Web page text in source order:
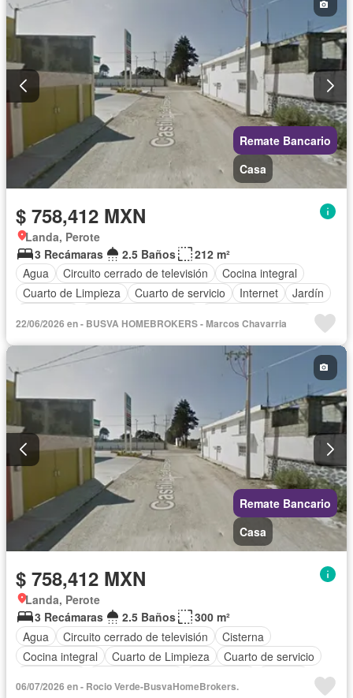
Remate Bancario
Casa
$ 758,412 MXN
Landa, Perote
3 Recámaras
2.5 Baños
212 m²
Agua
Circuito cerrado de televisión
Cocina integral
Cuarto de Limpieza
Cuarto de servicio Internet
Jardín
Vista panorámica
Wifi Zonas verdes Sin amueblar
22/06/2026 en - BUSVA HOMEBROKERS - Marcos Chavarria
Remate Bancario
Casa
$ 758,412 MXN
Landa, Perote
3 Recámaras
2.5 Baños
300 m²
Agua
Circuito cerrado de televisión
Cisterna
Cocina integral
Cuarto de Limpieza
Cuarto de servicio
06/07/2026 en - Rocio Verde-BusvaHomeBrokers.